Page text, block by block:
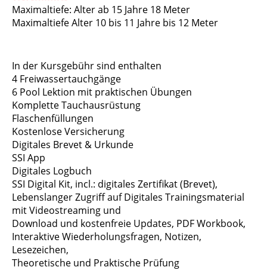
Maximaltiefe: Alter ab 15 Jahre 18 Meter
Maximaltiefe Alter 10 bis 11 Jahre bis 12 Meter
In der Kursgebühr sind enthalten
4 Freiwassertauchgänge
6 Pool Lektion mit praktischen Übungen
Komplette Tauchausrüstung
Flaschenfüllungen
Kostenlose Versicherung
Digitales Brevet & Urkunde
SSI App
Digitales Logbuch
SSI Digital Kit, incl.: digitales Zertifikat (Brevet),
Lebenslanger Zugriff auf Digitales Trainingsmaterial
mit Videostreaming und
Download und kostenfreie Updates, PDF Workbook,
Interaktive Wiederholungsfragen, Notizen,
Lesezeichen,
Theoretische und Praktische Prüfung